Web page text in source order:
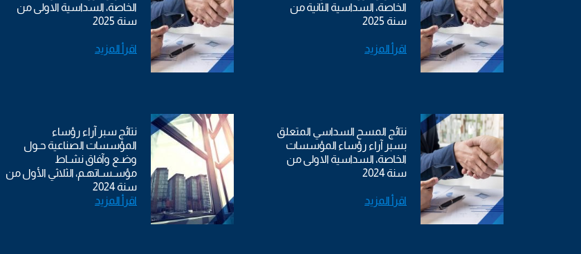
الخاصة، السداسية الثانية من
سنة 2025
اقرأ المزيد
الخاصة، السداسية الاولى من
سنة 2025
اقرأ المزيد
نتائج المسح السداسي المتعلق
بسبر آراء رؤساء المؤسسات
الخاصة، السداسية الاولى من
سنة 2024
اقرأ المزيد
نتائج سبر آراء رؤساء
المؤسسات الصناعية حـول
وضـع وآفاق نشـاط
مؤسـسـاتهـم، الثلاثي الأول من
سنة 2024
اقرأ المزيد